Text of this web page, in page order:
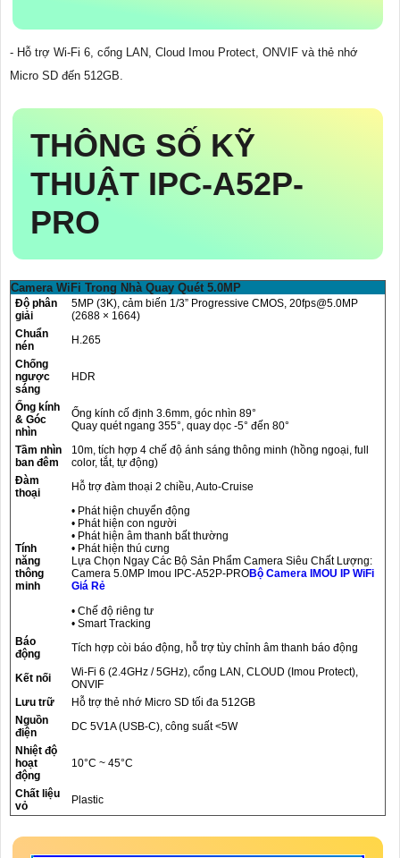
- Hỗ trợ Wi-Fi 6, cổng LAN, Cloud Imou Protect, ONVIF và thẻ nhớ
Micro SD đến 512GB.
THÔNG SỐ KỸ
THUẬT IPC-A52P-
PRO
Camera WiFi Trong Nhà Quay Quét 5.0MP
Độ phân
giải
5MP (3K), cảm biến 1/3” Progressive CMOS, 20fps@5.0MP
(2688 × 1664)
Chuẩn
nén
H.265
Chống
ngược
sáng
HDR
Ống kính
& Góc
nhìn
Ống kính cố định 3.6mm, góc nhìn 89°
Quay quét ngang 355°, quay dọc -5° đến 80°
Tầm nhìn
ban đêm
10m, tích hợp 4 chế độ ánh sáng thông minh (hồng ngoại, full
color, tắt, tự động)
Đàm
thoại
Hỗ trợ đàm thoại 2 chiều, Auto-Cruise
Tính
năng
thông
minh
• Phát hiện chuyển động
• Phát hiện con người
• Phát hiện âm thanh bất thường
• Phát hiện thú cưng
Lựa Chọn Ngay Các Bộ Sản Phẩm Camera Siêu Chất Lượng:
Camera 5.0MP Imou IPC-A52P-PROBộ Camera IMOU IP WiFi
Giá Rẻ
• Chế độ riêng tư
• Smart Tracking
Báo
động
Tích hợp còi báo động, hỗ trợ tùy chỉnh âm thanh báo động
Kết nối
Wi-Fi 6 (2.4GHz / 5GHz), cổng LAN, CLOUD (Imou Protect),
ONVIF
Lưu trữ
Hỗ trợ thẻ nhớ Micro SD tối đa 512GB
Nguồn
điện
DC 5V1A (USB-C), công suất <5W
Nhiệt độ
hoạt
động
10°C ~ 45°C
Chất liệu
vỏ
Plastic